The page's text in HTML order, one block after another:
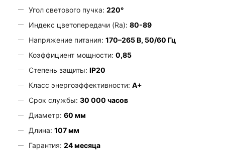
Угол светового пучка: 220°
Индекс цветопередачи (Ra): 80-89
Напряжение питания: 170–265 В, 50/60 Гц
Коэффициент мощности: 0,85
Степень защиты: IP20
Класс энергоэффективности: A+
Срок службы: 30 000 часов
Диаметр: 60 мм
Длина: 107 мм
Гарантия: 24 месяца